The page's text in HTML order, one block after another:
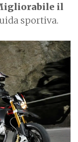
il
sportiva.